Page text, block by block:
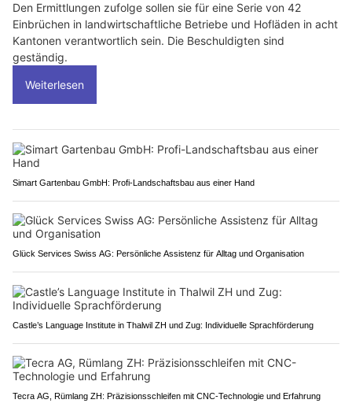
Den Ermittlungen zufolge sollen sie für eine Serie von 42
Einbrüchen in landwirtschaftliche Betriebe und Hofläden in acht
Kantonen verantwortlich sein. Die Beschuldigten sind
geständig.
Weiterlesen
Simart Gartenbau GmbH: Profi-Landschaftsbau aus einer Hand
Glück Services Swiss AG: Persönliche Assistenz für Alltag und Organisation
Castle’s Language Institute in Thalwil ZH und Zug: Individuelle Sprachförderung
Tecra AG, Rümlang ZH: Präzisionsschleifen mit CNC-Technologie und Erfahrung